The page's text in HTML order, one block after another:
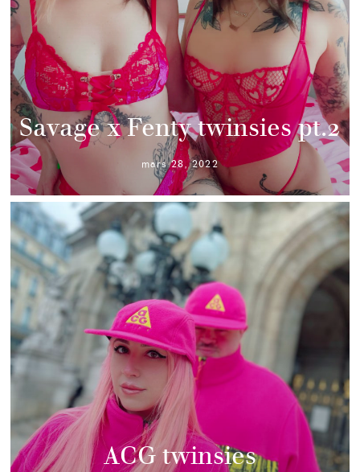
Savage x Fenty twinsies pt.2
mars 28, 2022
ACG twinsies